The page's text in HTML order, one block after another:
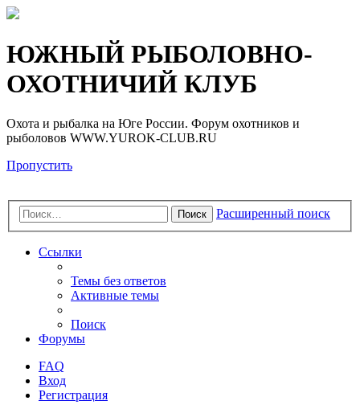
Регистрация
ЮЖНЫЙ РЫБОЛОВНО-
ОХОТНИЧИЙ КЛУБ
Охота и рыбалка на Юге России. Форум охотников и
рыболовов WWW.YUROK-CLUB.RU
Пропустить
Поиск Расширенный поиск
Ссылки
Темы без ответов
Активные темы
Поиск
Форумы
FAQ
Вход
Регистрация